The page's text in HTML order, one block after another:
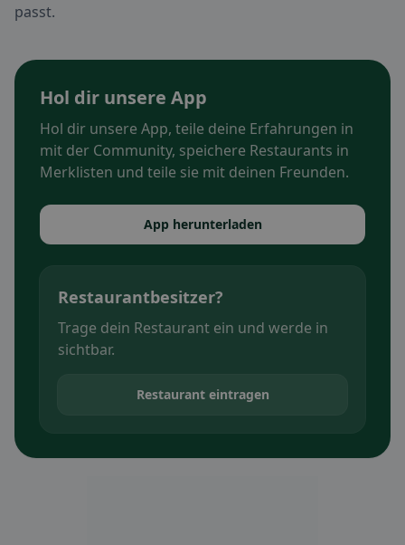
passt.
Hol dir unsere App
Hol dir unsere App, teile deine Erfahrungen in
mit der Community, speichere Restaurants in
Merklisten und teile sie mit deinen Freunden.
App herunterladen
Restaurantbesitzer?
Trage dein Restaurant ein und werde in
sichtbar.
Restaurant eintragen